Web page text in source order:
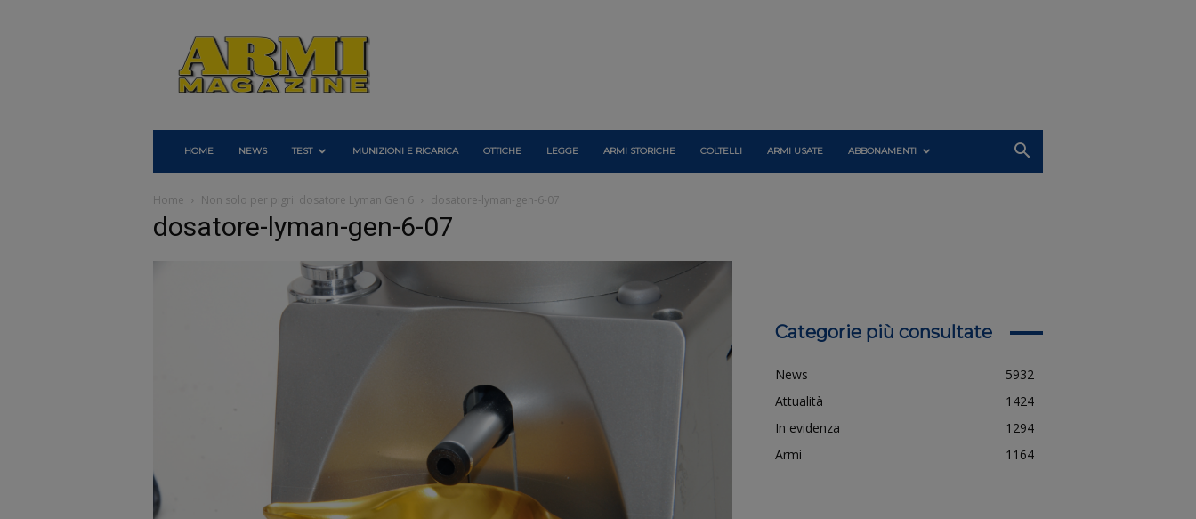
Armi
Magazine
HOME NEWS TEST MUNIZIONI E RICARICA OTTICHE LEGGE ARMI STORICHE COLTELLI ARMI USATE ABBONAMENTI
Home Non solo per pigri: dosatore Lyman Gen 6 dosatore-lyman-gen-6-07
dosatore-lyman-gen-6-07
Categorie più consultate
News
5932
Attualità
1424
In evidenza
1294
Armi
1164